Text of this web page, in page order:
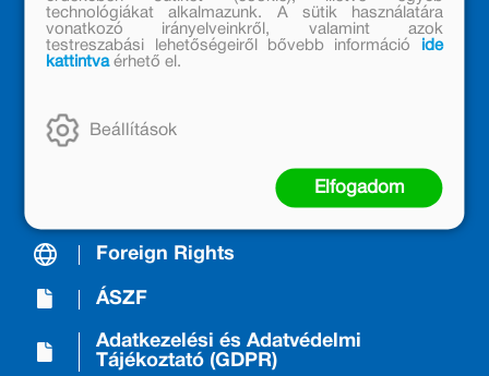
Móra Mintabolt
Kapcsolat
Nyereményjáték-szabályzat
Foreign Rights
ÁSZF
Adatkezelési és Adatvédelmi
Tájékoztató (GDPR)
technológiákat alkalmazunk. A sütik használatára
vonatkozó irányelveinkről, valamint azok
testreszabási lehetőségeiről bővebb információ
ide
kattintvaérhető el.
Beállítások
Elfogadom